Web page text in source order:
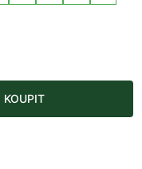
KOUPIT